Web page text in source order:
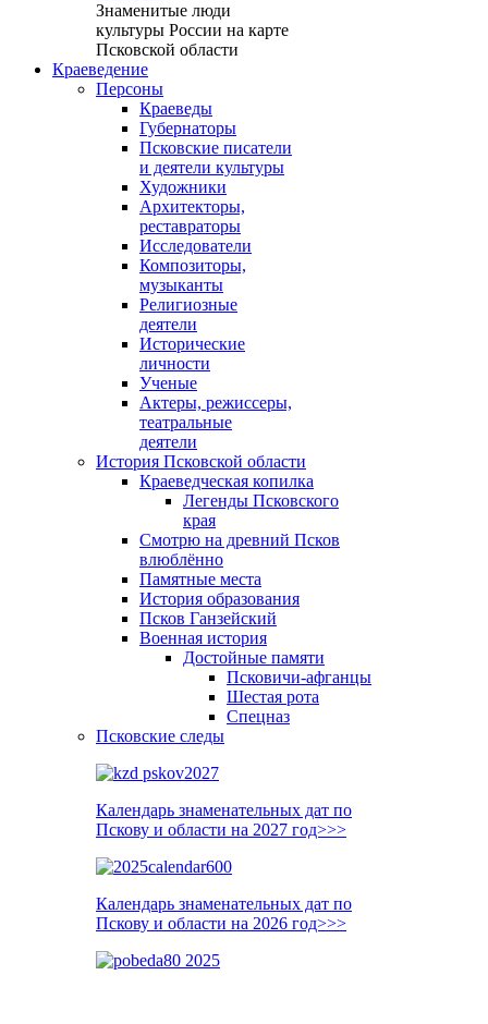
Знаменитые люди
культуры России на карте
Псковской области
Краеведение
Персоны
Краеведы
Губернаторы
Псковские писатели
и деятели культуры
Художники
Архитекторы,
реставраторы
Исследователи
Композиторы,
музыканты
Религиозные
деятели
Исторические
личности
Ученые
Актеры, режиссеры,
театральные
деятели
История Псковской области
Краеведческая копилка
Легенды Псковского
края
Смотрю на древний Псков
влюблённо
Памятные места
История образования
Псков Ганзейский
Военная история
Достойные памяти
Псковичи-афганцы
Шестая рота
Спецназ
Псковские следы
Календарь знаменательных дат по
Пскову и области на 2027 год>>>
Календарь знаменательных дат по
Пскову и области на 2026 год>>>